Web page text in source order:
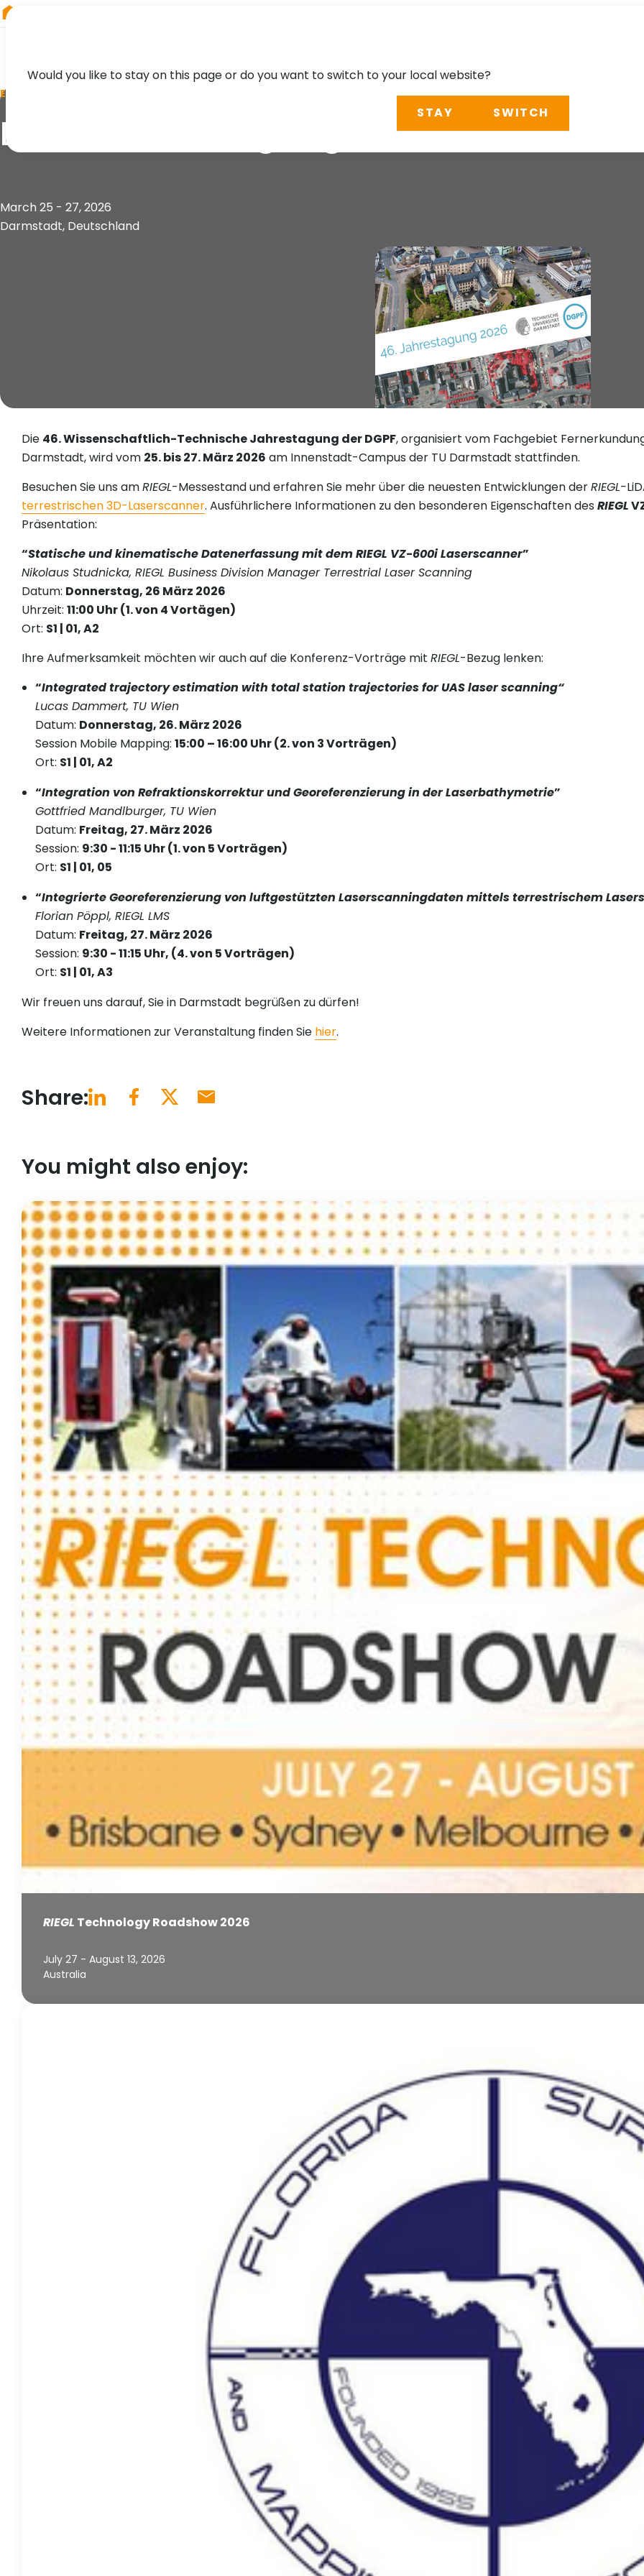
EVENT
DGPF-Jahrestagung 2026
March 25 - 27, 2026
Darmstadt, Deutschland
Die 46. Wissenschaftlich-Technische Jahrestagung der DGPF, organisiert vom Fachgebiet
Darmstadt, wird vom 25. bis 27. März 2026 am Innenstadt-Campus der TU Darmstadt stattfinden.
Besuchen Sie uns amRIEGL-Messestand und erfahren Sie mehr über die neuesten Entwicklungen derRIEGL-
terrestrischen 3D-Laserscanner. Ausführlichere Informationen zu den besonderen Eigenschaften des RIEGL
Präsentation:
“Statische und kinematische Datenerfassung mit dem RIEGL VZ-600i Laserscanner”
Nikolaus Studnicka, RIEGL Business Division Manager Terrestrial Laser Scanning
Datum: Donnerstag, 26 März 2026
Uhrzeit: 11:00 Uhr (1. von 4 Vortägen)
Ort: S1 | 01, A2
Ihre Aufmerksamkeit möchten wir auch auf die Konferenz-Vorträge mit RIEGL-Bezug lenken:
“Integrated trajectory estimation with total station trajectories for UAS laser scanning“
Lucas Dammert, TU Wien
Datum: Donnerstag, 26. März 2026
Session Mobile Mapping:15:00 – 16:00 Uhr (2. von 3 Vorträgen)
Ort: S1 | 01, A2
“Integration von Refraktionskorrektur und Georeferenzierung in der Laserbathymetrie”
Gottfried Mandlburger, TU Wien
Datum: Freitag, 27. März 2026
Session: 9:30 - 11:15 Uhr (1. von 5 Vorträgen)
Ort: S1 | 01, 05
“Integrierte Georeferenzierung von luftgestützten Laserscanningdaten mittels terrestrischem
Florian Pöppl, RIEGL LMS
Datum: Freitag, 27. März 2026
Session: 9:30 - 11:15 Uhr, (4. von 5 Vorträgen)
Ort: S1 | 01, A3
Wir freuen uns darauf, Sie in Darmstadt begrüßen zu dürfen!
Weitere Informationen zur Veranstaltung finden Sie hier.
Share:
You might also enjoy:
RIEGL Technology Roadshow 2026
July 27 - August 13, 2026
Australia
Would you like to stay on this page or do you want to switch to your local website?
STAY SWITCH